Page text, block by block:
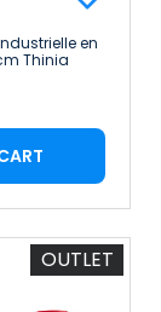
en
Thinia
OUTLET